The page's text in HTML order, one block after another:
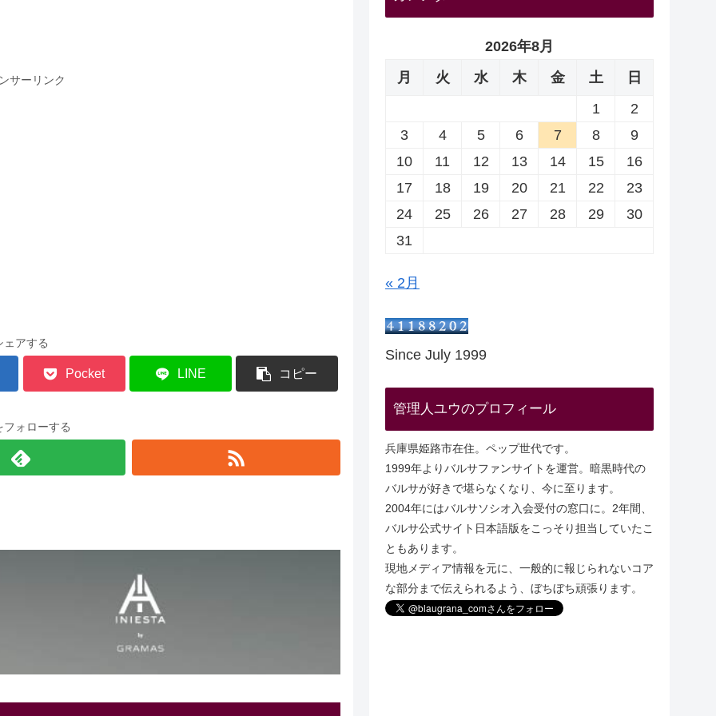
サーリンク
ェアする
Pocket LINE コピー
フォローする
2026年8月
月
火 水 木 金 土
日
1
2
3
4 5 6 7 8
9
10
11 12 13 14 15
16
17
18 19 20 21 22
23
24
25 26 27 28 29
30
31
« 2月
Since July 1999
管理人ユウのプロフィール
兵庫県姫路市在住。ペップ世代です。
1999年よりバルサファンサイトを運営。暗黒時代の
バルサが好きで堪らなくなり、今に至ります。
2004年にはバルサソシオ入会受付の窓口に。2年間、
バルサ公式サイト日本語版をこっそり担当していたこ
ともあります。
現地メディア情報を元に、一般的に報じられないコア
な部分まで伝えられるよう、ぼちぼち頑張ります。